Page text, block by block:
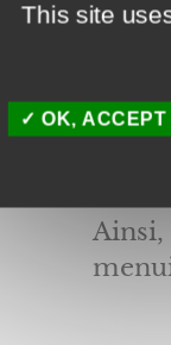
Enfin,
Ainsi,
This site
OK,